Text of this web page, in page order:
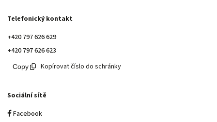
Telefonický kontakt
+420 797 626 629
+420 797 626 623
Kopírovat číslo do schránky
Sociální sítě
Facebook